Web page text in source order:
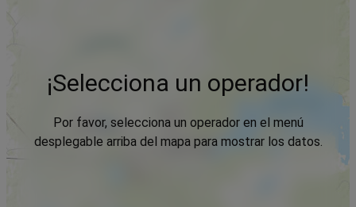
¡Selecciona un operador!
Por favor, selecciona un operador en el menú
desplegable arriba del mapa para mostrar los datos.